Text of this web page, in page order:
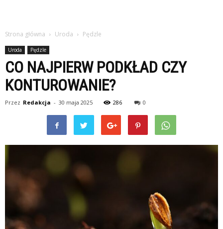
Strona główna Uroda Pędzle
Uroda Pędzle
CO NAJPIERW PODKŁAD CZY
KONTUROWANIE?
Przez Redakcja - 30 maja 2025 286 0